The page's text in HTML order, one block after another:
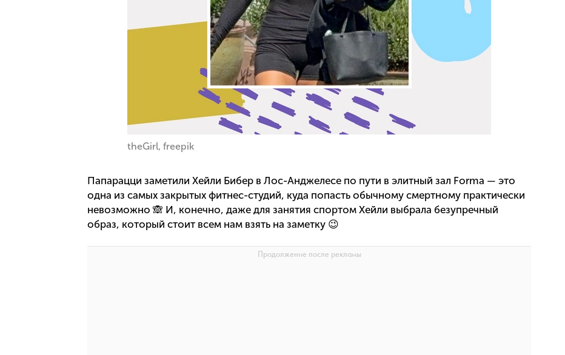
theGirl, freepik
Папарацци заметили Хейли Бибер в Лос-Анджелесе по пути в элитный зал Forma — это
одна из самых закрытых фитнес-студий, куда попасть обычному смертному практически
невозможно 🙈 И, конечно, даже для занятия спортом Хейли выбрала безупречный
образ, который стоит всем нам взять на заметку 😉